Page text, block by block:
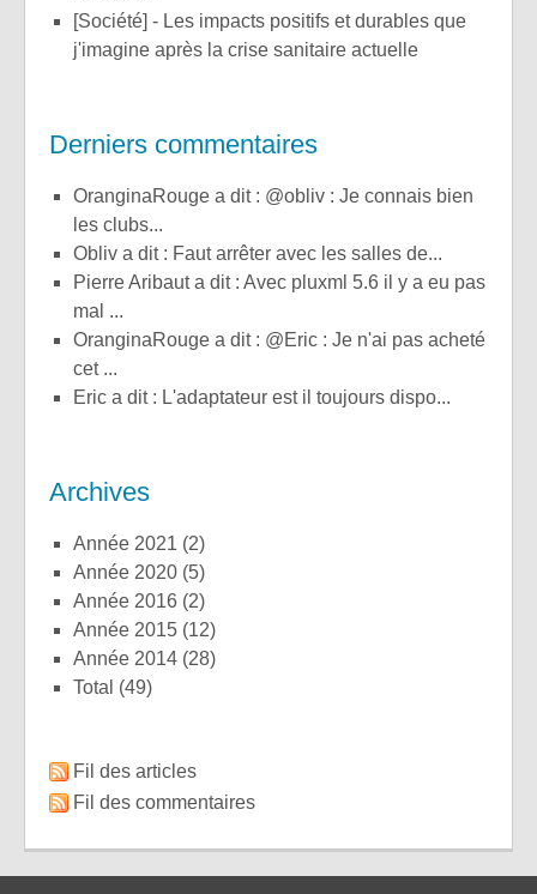
[Société] - Les impacts positifs et durables que
j'imagine après la crise sanitaire actuelle
Derniers commentaires
OranginaRouge a dit : @obliv : Je connais bien
les clubs...
obliv a dit : Faut arrêter avec les salles de...
Pierre Aribaut a dit : Avec pluxml 5.6 il y a eu pas
mal ...
OranginaRouge a dit : @Eric : Je n'ai pas acheté
cet ...
Eric a dit : L'adaptateur est il toujours dispo...
Archives
année 2021 (2)
année 2020 (5)
année 2016 (2)
année 2015 (12)
année 2014 (28)
total (49)
Fil des articles
Fil des commentaires